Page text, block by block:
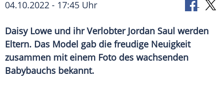
04.10.2022 - 17:45 Uhr
Daisy Lowe und ihr Verlobter Jordan Saul werden
Eltern. Das Model gab die freudige Neuigkeit
zusammen mit einem Foto des wachsenden
Babybauchs bekannt.